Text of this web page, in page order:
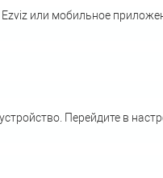
или мобильное
Перейдите в